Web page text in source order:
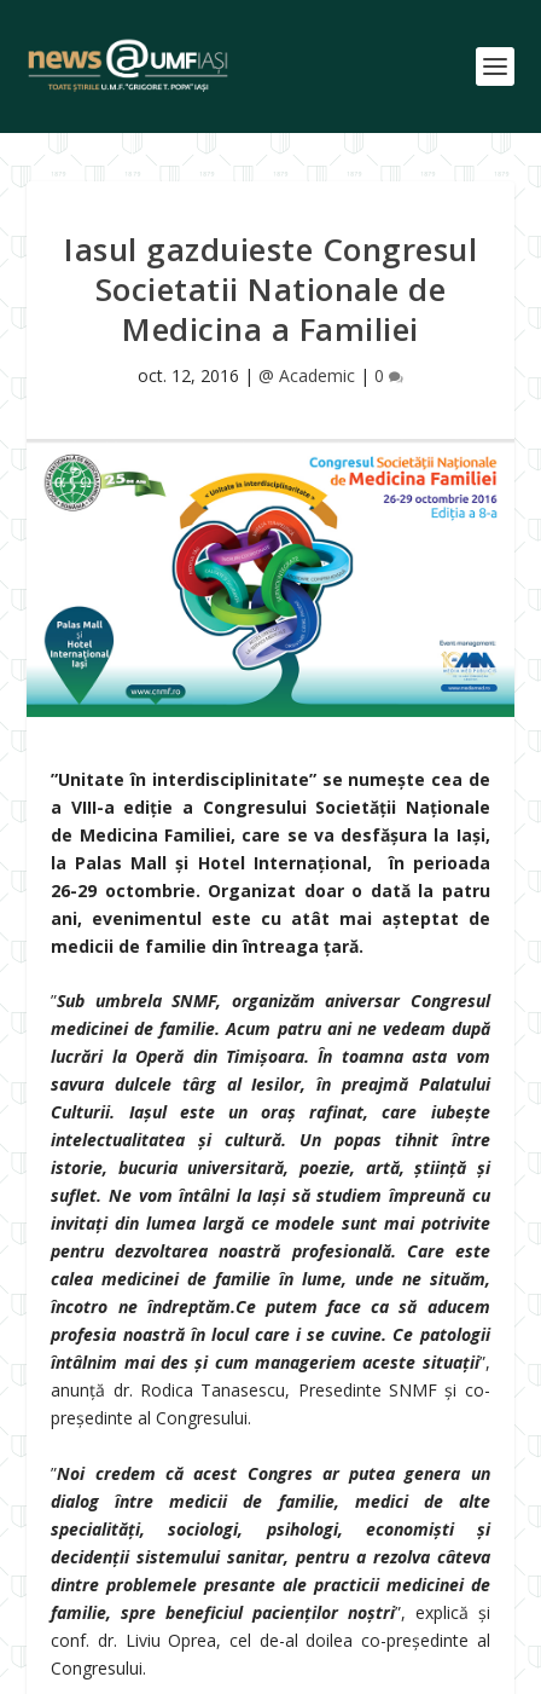
Iasul gazduieste Congresul
Societatii Nationale de
Medicina a Familiei
oct. 12, 2016 | @ Academic | 0
”Unitate în interdisciplinitate” se numește cea de
a VIII-a ediție a Congresului Societății Naționale
de Medicina Familiei, care se va desfășura la Iași,
la Palas Mall și Hotel Internațional, în perioada
26-29 octombrie. Organizat doar o dată la patru
ani, evenimentul este cu atât mai așteptat de
medicii de familie din întreaga țară.
”Sub umbrela SNMF, organizăm aniversar Congresul
medicinei de familie. Acum patru ani ne vedeam după
lucrări la Operă din Timișoara. În toamna asta vom
savura dulcele târg al Iesilor, în preajmă Palatului
Culturii. Iașul este un oraș rafinat, care iubește
intelectualitatea și cultură. Un popas tihnit între
istorie, bucuria universitară, poezie, artă, știință și
suflet. Ne vom întâlni la Iași să studiem împreună cu
invitați din lumea largă ce modele sunt mai potrivite
pentru dezvoltarea noastră profesională. Care este
calea medicinei de familie în lume, unde ne situăm,
încotro ne îndreptăm.Ce putem face ca să aducem
profesia noastră în locul care i se cuvine. Ce patologii
întâlnim mai des și cum manageriem aceste situații”,
anunță dr. Rodica Tanasescu, Presedinte SNMF și co-
președinte al Congresului.
”Noi credem că acest Congres ar putea genera un
dialog între medicii de familie, medici de alte
specialități, sociologi, psihologi, economiști și
decidenții sistemului sanitar, pentru a rezolva câteva
dintre problemele presante ale practicii medicinei de
familie, spre beneficiul pacienților noștri”, explică și
conf. dr. Liviu Oprea, cel de-al doilea co-președinte al
Congresului.